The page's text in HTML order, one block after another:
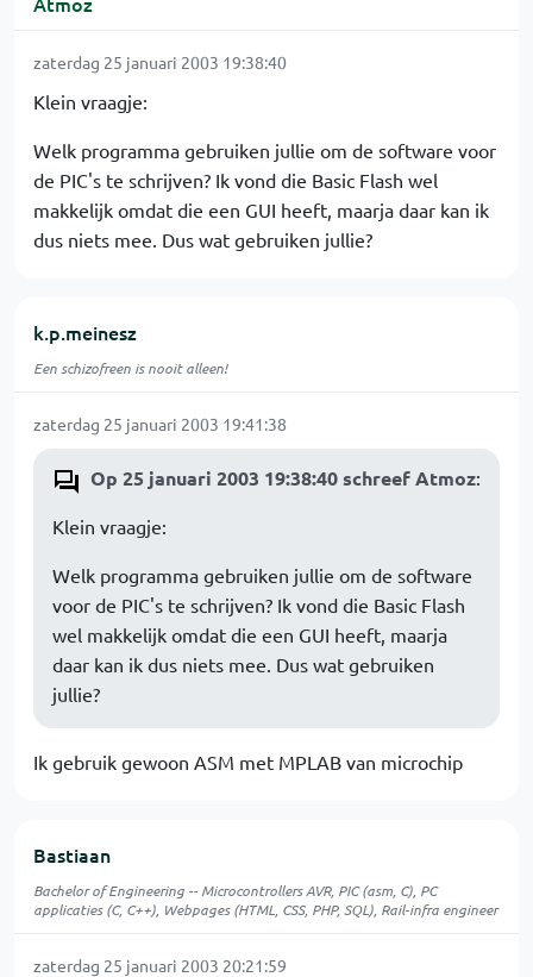
zaterdag 25 januari 2003 19:38:40
Klein vraagje:
Welk programma gebruiken jullie om de software voor
de PIC's te schrijven? Ik vond die Basic Flash wel
makkelijk omdat die een GUI heeft, maarja daar kan ik
dus niets mee. Dus wat gebruiken jullie?
k.p.meinesz
Een schizofreen is nooit alleen!
zaterdag 25 januari 2003 19:41:38
Op 25 januari 2003 19:38:40 schreef Atmoz:
Klein vraagje:
Welk programma gebruiken jullie om de software
voor de PIC's te schrijven? Ik vond die Basic Flash
wel makkelijk omdat die een GUI heeft, maarja
daar kan ik dus niets mee. Dus wat gebruiken
jullie?
Ik gebruik gewoon ASM met MPLAB van microchip
Bastiaan
Bachelor of Engineering -- Microcontrollers AVR, PIC (asm, C), PC
applicaties (C, C++), Webpages (HTML, CSS, PHP, SQL), Rail-infra engineer
zaterdag 25 januari 2003 20:21:59